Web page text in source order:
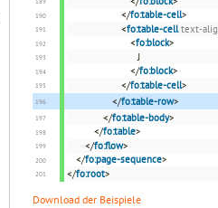
</fo:table-cell>
<fo:table-cell text-
<fo:block>
J
</fo:block>
</fo:table-cell>
</fo:table-row>
</fo:table-body>
</fo:table>
</fo:flow>
</fo:page-sequence>
</fo:root>
Download der Beispiele